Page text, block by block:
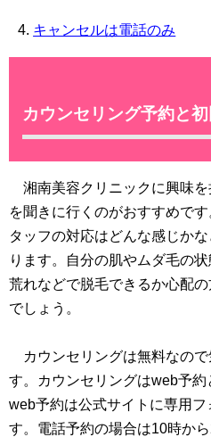
キャンセルは電話のみ
カウンセリング予約と
湘南美容クリニックに興味
を聞きに行くのがおすすめで
タッフの対応はどんな感じか
ります。自分の肌やムダ毛の
荒れなどで脱毛できるか心配
でしょう。
カウンセリングは無料なので
す。カウンセリングはweb予約
web予約は公式サイトに専用
す。電話予約の場合は10時か